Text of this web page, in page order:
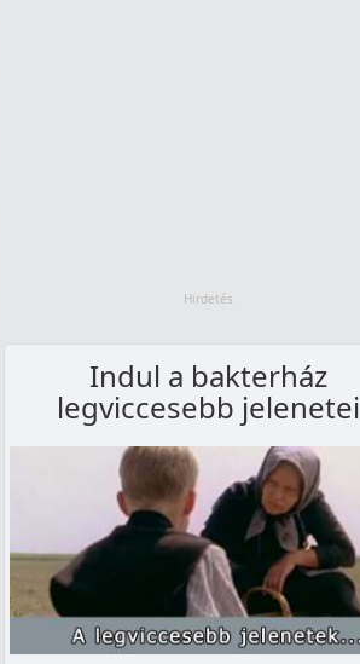
Indul a bakterház
legviccesebb jelenetei